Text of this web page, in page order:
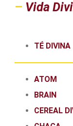
– Vida
TÉ DIVINA
ATOM
BRAIN
CEREAL